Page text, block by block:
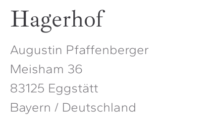
Hagerhof
Augustin Pfaffenberger
Meisham 36
83125 Eggstätt
Bayern / Deutschland